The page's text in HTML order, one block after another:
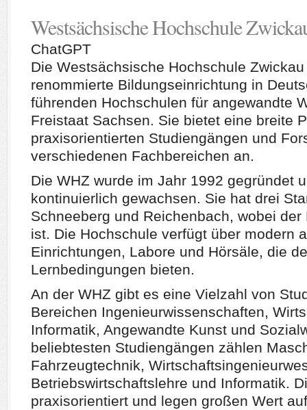
Westsächsische Hochschule
ChatGPT
Die Westsächsische Hochschule
renommierte Bildungseinrichtung in
führenden Hochschulen für angewandte
Freistaat Sachsen. Sie bietet eine breite
praxisorientierten Studiengängen und
verschiedenen Fachbereichen an.
Die WHZ wurde im Jahr 1992 gegründet
kontinuierlich gewachsen. Sie hat drei
Schneeberg und Reichenbach, wobei
ist. Die Hochschule verfügt über modern
Einrichtungen, Labore und Hörsäle, die
Lernbedingungen bieten.
An der WHZ gibt es eine Vielzahl von
Bereichen Ingenieurwissenschaften,
Informatik, Angewandte Kunst und
beliebtesten Studiengängen zählen
Fahrzeugtechnik,
Betriebswirtschaftslehre und Informatik.
praxisorientiert und legen großen Wert